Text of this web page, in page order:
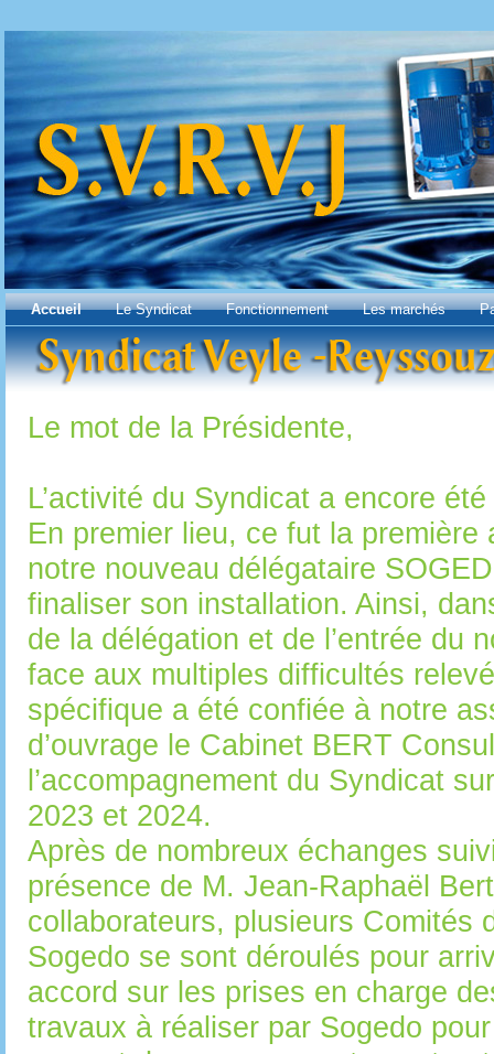
Accueil Le Syndicat Fonctionnement Les marchés
Le mot de la Présidente,
L’activité du Syndicat a encore
En premier lieu, ce fut la première
notre nouveau délégataire
finaliser son installation. Ainsi,
de la délégation et de l’entrée du
face aux multiples difficultés
spécifique a été confiée à notre
d’ouvrage le Cabinet BERT
l’accompagnement du Syndicat
2023 et 2024.
Après de nombreux échanges
présence de M. Jean-Raphaël
collaborateurs, plusieurs Comités
Sogedo se sont déroulés pour
accord sur les prises en charge
travaux à réaliser par Sogedo